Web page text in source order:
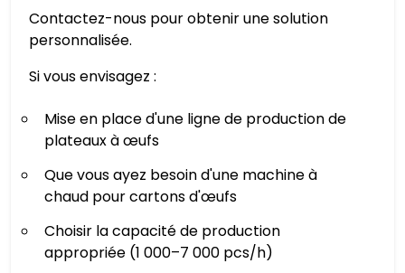
Contactez-nous pour obtenir une solution
personnalisée.
Si vous envisagez :
Mise en place d'une ligne de production de
plateaux à œufs
Que vous ayez besoin d'une machine à
chaud pour cartons d'œufs
Choisir la capacité de production
appropriée (1 000–7 000 pcs/h)